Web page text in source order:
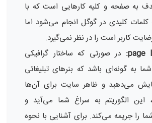
به صفحه و کلیه کارهایی است که با
کلمات کلیدی در گوگل انجام می‌شود اما
کاربر است را در نظر نمی‌گیرد.
در صورتی که ساختار گرافیکی
به گونه‌ای باشد که بنرهای تبلیغاتی
می‌دهید و ظاهر سایت برای آن‌ها
این الگوریتم به سراغ شما می‌آید و
را جریمه می‌کند. برای آشنایی با نحوه